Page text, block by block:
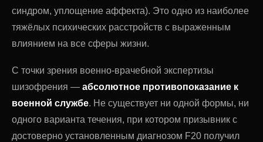
синдром, уплощение аффекта). Это одно из наиболее
тяжёлых психических расстройств с выраженным
влиянием на все сферы жизни.
С точки зрения военно-врачебной экспертизы
шизофрения — абсолютное противопоказание к
военной службе. Не существует ни одной формы, ни
одного варианта течения, при котором призывник с
достоверно установленным диагнозом F20 получил